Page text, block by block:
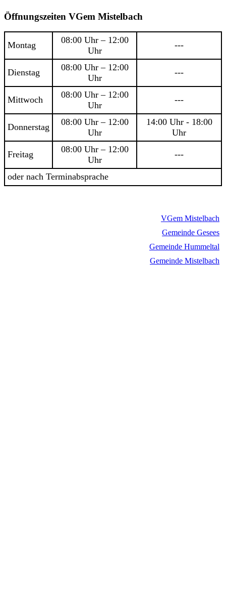
Öffnungszeiten VGem Mistelbach
Montag
08:00 Uhr – 12:00
Uhr
---
Dienstag
08:00 Uhr – 12:00
Uhr
---
Mittwoch
08:00 Uhr – 12:00
Uhr
---
Donnerstag
08:00 Uhr – 12:00
Uhr
14:00 Uhr - 18:00
Uhr
Freitag
08:00 Uhr – 12:00
Uhr
---
oder nach Terminabsprache
VGem Mistelbach
Gemeinde Gesees
Gemeinde Hummeltal
Gemeinde Mistelbach